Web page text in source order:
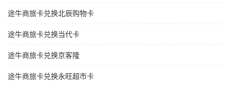
途牛商旅卡兑换北辰购物卡
途牛商旅卡兑换当代卡
途牛商旅卡兑换京客隆
途牛商旅卡兑换永旺超市卡